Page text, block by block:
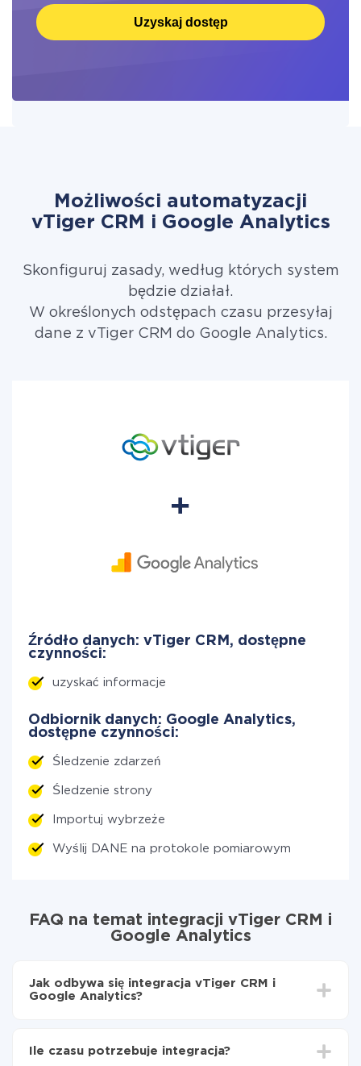
Uzyskaj dostęp
Możliwości automatyzacji
vTiger CRM i Google Analytics
Skonfiguruj zasady, według których system
będzie działał.
W określonych odstępach czasu przesyłaj
dane z vTiger CRM do Google Analytics.
Źródło danych: vTiger CRM, dostępne
czynności:
uzyskać informacje
Odbiornik danych: Google Analytics,
dostępne czynności:
Śledzenie zdarzeń
Śledzenie strony
Importuj wybrzeże
Wyślij DANE na protokole pomiarowym
FAQ na temat integracji vTiger CRM i
Google Analytics
Jak odbywa się integracja vTiger CRM i
Google Analytics?
Google Analytics
Ile czasu potrzebuje integracja?